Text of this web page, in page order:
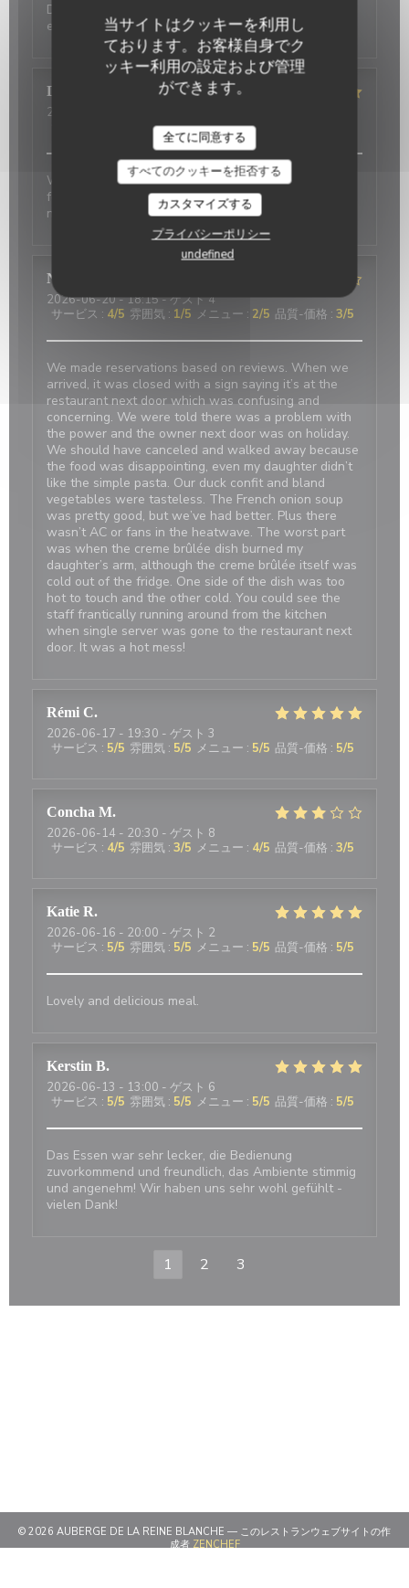
当サイトはクッキーを利用し
ております。お客様自身でク
ッキー利用の設定および管理
ができます。
全てに同意する
すべてのクッキーを拒否する
カスタマイズする
プライバシーポリシー
undefined
Delicious food and an authentic feel. Would love to
eat here again on my next trip to Paris!
David
2026-07-01
雰囲気:5/5 メニュー:4
Wonderful place to visit. Excellant Service. Enjoyable
food. We last visited many years ago, the place has
not changed.
Nicci
2026-06-20- 18:15 - ゲスト 4
サービス : 4/5 雰囲気 : 1/5 メニュー : 2/5 品質-価格 : 3/5
We made reservations based on reviews. When we
arrived, it was closed with a sign saying it’s at the
restaurant next door which was confusing and
concerning. We were told there was a problem with
the power and the owner next door was on holiday.
We should have canceled and walked away because
the food was disappointing, even my daughter didn’t
like the simple pasta. Our duck confit and bland
vegetables were tasteless. The French onion soup
was pretty good, but we’ve had better. Plus there
wasn’t AC or fans in the heatwave. The worst part
was when the creme brûlée dish burned my
daughter’s arm, although the creme brûlée itself was
cold out of the fridge. One side of the dish was too
hot to touch and the other cold. You could see the
staff frantically running around from the kitchen
when single server was gone to the restaurant next
door. It was a hot mess!
Rémi C
2026-06-17 - 19:30 - ゲスト 3
サービス : 5/5 雰囲気 : 5/5 メニュー : 5/5 品質-価格 : 5/5
Concha M
2026-06-14 - 20:30 - ゲスト 8
サービス : 4/5 雰囲気 : 3/5 メニュー : 4/5 品質-価格 : 3/5
Katie R
2026-06-16 - 20:00 - ゲスト 2
サービス : 5/5 雰囲気 : 5/5 メニュー : 5/5 品質-価格 : 5/5
Lovely and delicious meal.
Kerstin B
2026-06-13 - 13:00 - ゲスト 6
サービス : 5/5 雰囲気 : 5/5 メニュー : 5/5 品質-価格 : 5/5
Das Essen war sehr lecker, die Bedienung
zuvorkommend und freundlich, das Ambiente stimmig
und angenehm! Wir haben uns sehr wohl gefühlt -
vielen Dank!
1 2 3
© 2026 AUBERGE DE LA REINE BLANCHE — このレストランウェブサイトの作
成者ZENCHEF((新しいウィンドウで開きます))